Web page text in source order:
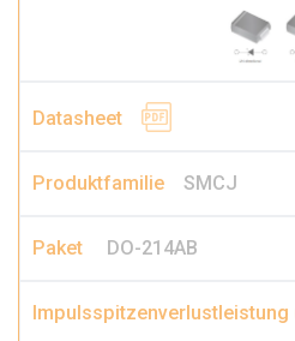
SMCJ
DO-214AB